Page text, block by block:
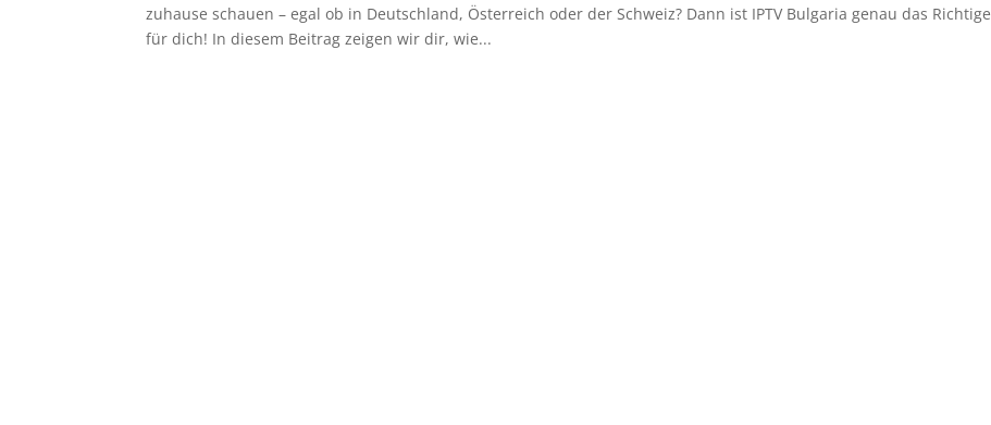
zuhause schauen – egal ob in Deutschland, Österreich oder der Schweiz? Dann ist IPTV Bulgaria genau das Richtige
für dich! In diesem Beitrag zeigen wir dir, wie...